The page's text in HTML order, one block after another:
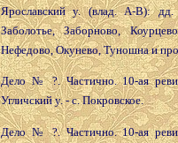
Ярославский у. (влад. А-В): дд.
Заболотье, Заборново,
Нефедово, Окунево, Туношна и
Дело № ?. Частично. 10-ая
Угличский у. - с. Покровское.
Дело № ?. Частично. 10-ая